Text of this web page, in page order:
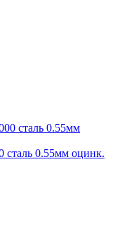
сталь 0.55мм оцинк.